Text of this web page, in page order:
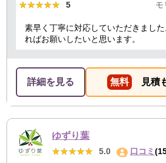
★★★★★
★★★★★ 5 モ
素早く丁寧に対応していただきまし
ればお願いしたいと思います。
詳細を見る 無料 見積
ゆずり葉
★★★★★
★★★★★ 5.0 口コミ